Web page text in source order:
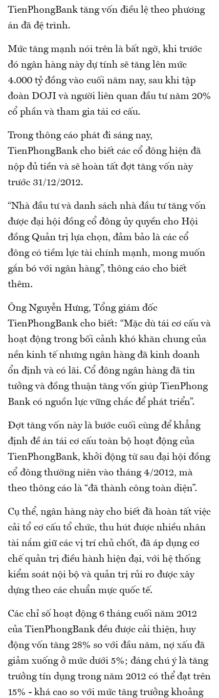
TienPhongBank tăng vốn điều lệ theo phương
án đã đệ trình.
Mức tăng mạnh nói trên là bất ngờ, khi trước
đó ngân hàng này dự tính sẽ tăng lên mức
4.000 tỷ đồng vào cuối năm nay, sau khi tập
đoàn DOJI và người liên quan đầu tư năm 20%
cổ phần và tham gia tái cơ cấu.
Trong thông cáo phát đi sáng nay,
TienPhongBank cho biết các cổ đông hiện đã
nộp đủ tiền và sẽ hoàn tất đợt tăng vốn này
trước 31/12/2012.
“Nhà đầu tư và danh sách nhà đầu tư tăng vốn
được đại hội đồng cổ đông ủy quyền cho Hội
đồng Quản trị lựa chọn, đảm bảo là các cổ
đông có tiềm lực tài chính mạnh, mong muốn
gắn bó với ngân hàng”, thông cáo cho biết
thêm.
Ông Nguyễn Hưng, Tổng giám đốc
TienPhongBank cho biết: “Mặc dù tái cơ cấu và
hoạt động trong bối cảnh khó khăn chung của
nền kinh tế nhưng ngân hàng đã kinh doanh
ổn định và có lãi. Cổ đông ngân hàng đã tin
tưởng và đồng thuận tăng vốn giúp TienPhong
Bank có nguồn lực vững chắc để phát triển”.
Đợt tăng vốn này là bước cuối cùng để khẳng
định đề án tái cơ cấu toàn bộ hoạt động của
TienPhongBank, khởi động từ sau đại hội đồng
cổ đông thường niên vào tháng 4/2012, mà
theo thông cáo là “đã thành công toàn diện”.
Cụ thể, ngân hàng này cho biết đã hoàn tất việc
cải tổ cơ cấu tổ chức, thu hút được nhiều nhân
tài nắm giữ các vị trí chủ chốt, đã áp dụng cơ
chế quản trị điều hành hiện đại, với hệ thống
kiểm soát nội bộ và quản trị rủi ro được xây
dựng theo các chuẩn mực quốc tế.
Các chỉ số hoạt động 6 tháng cuối năm 2012
của TienPhongBank đều được cải thiện, huy
động vốn tăng 28% so với đầu năm, nợ xấu đã
giảm xuống ở mức dưới 5%; đáng chú ý là tăng
trưởng tín dụng trong năm 2012 có thể đạt trên
15% - khá cao so với mức tăng trưởng khoảng